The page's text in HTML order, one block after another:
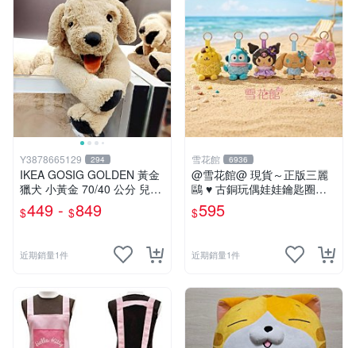
Y3878665129 294
IKEA GOSIG GOLDEN 黃金
獵犬 小黃金 70/40 公分 兒童
擺飾 玩偶 大狗 小狗 狗
$449 - $849
近期銷量1件
雪花館 6936
@雪花館@ 現貨～正版三麗
鷗 ♥ 古銅玩偶娃娃鑰匙圈掛
飾
$595
近期銷量1件